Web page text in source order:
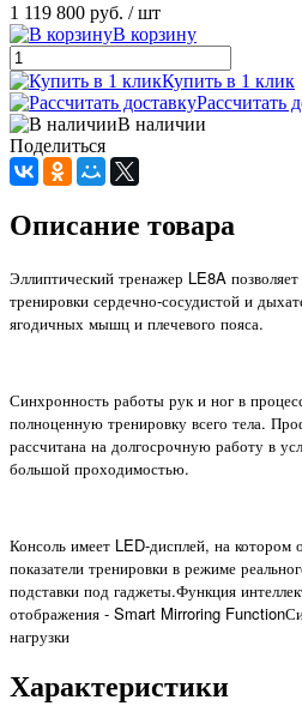
1 119 800 руб. / шт
В корзину
Купить в 1 клик
Рассчитать
В наличии
Поделиться
Описание товара
Эллиптический тренажер LE8A
тренировки сердечно-сосудистой и
ягодичных мышц и плечевого пояса.
Синхронность работы рук и ног в
полноценную тренировку всего тела.
рассчитана на долгосрочную работу в
большой проходимостью.
Консоль имеет LED-дисплей, на котором
показатели тренировки в режиме
подставки под гаджеты.Функция
отображения - Smart Mirroring
нагрузки
Характеристики